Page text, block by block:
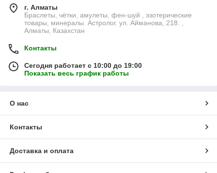
г. Алматы
Браслеты, чётки, амулеты, фен-шуй , эзотерические
товары, минералы. Астролог. ул. Айманова, 218. ,
Алматы, Казахстан
Контакты
Сегодня работает с 10:00 до 19:00
Показать весь график работы
О нас
Контакты
Доставка и оплата